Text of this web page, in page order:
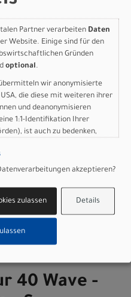
kg
Deutschland
40 Wave -
Partner verarbeiten Daten
Website. Einige sind für den
Gründen
optional.
wir anonymisierte
die diese mit weiteren ihrer
und deanonymisieren
1:1-Identifikation Ihrer
ist auch zu bedenken,
akzeptieren?
Details
zulassen